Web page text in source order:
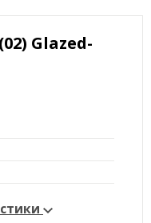
Glazed-